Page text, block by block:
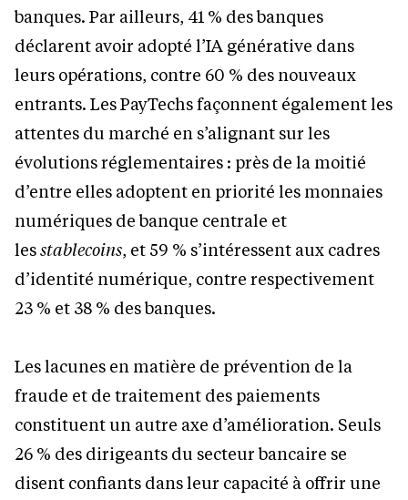
banques. Par ailleurs, 41 % des banques
déclarent avoir adopté l’IA générative dans
leurs opérations, contre 60 % des nouveaux
entrants. Les PayTechs façonnent également les
attentes du marché en s’alignant sur les
évolutions réglementaires : près de la moitié
d’entre elles adoptent en priorité les monnaies
numériques de banque centrale et
lesstablecoins, et 59 % s’intéressent aux cadres
d’identité numérique, contre respectivement
23 % et 38 % des banques.
Les lacunes en matière de prévention de la
fraude et de traitement des paiements
constituent un autre axe d’amélioration. Seuls
26 % des dirigeants du secteur bancaire se
disent confiants dans leur capacité à offrir une